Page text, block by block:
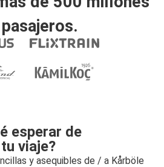
esperar de
tu viaje?
y asequibles de / a Kårböle